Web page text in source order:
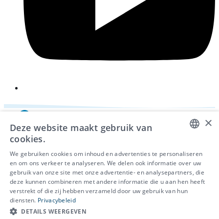
© 2026 - IDEWE
Privacy
Cookiebeleid
DUTCH
FRENCH
×
Deze website maakt gebruik van
cookies.
We gebruiken cookies om inhoud en advertenties te personaliseren
en om ons verkeer te analyseren. We delen ook informatie over uw
gebruik van onze site met onze advertentie- en analysepartners, die
deze kunnen combineren met andere informatie die u aan hen heeft
verstrekt of die zij hebben verzameld door uw gebruik van hun
diensten. Privacybeleid
DETAILS WEERGEVEN